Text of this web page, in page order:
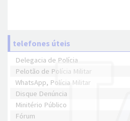
telefones úteis
Delegacia de Polícia
Pelotão de Polícia Militar
WhatsApp, Polícia Militar
Disque Denúncia
Minitério Público
Fórum